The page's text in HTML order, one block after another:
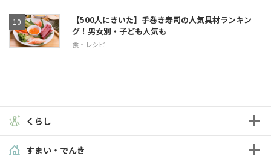
【500人にきいた】手巻き寿司の人気具材ランキン
グ！男女別・子ども人気も
食・レシピ
くらし
すまい・でんき